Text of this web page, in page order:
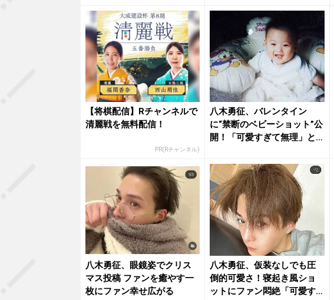
【将棋配信】Rチャンネルで
清麗戦を無料配信！
PR(Rチャンネル)
八木勇征、バレンタイン
に“禁断のベビーショット”公
開！「可愛すぎて無理」と
八木勇征、眼鏡姿でクリス
マス投稿 ファンを癒やす一
枚にファン幸せ広がる
八木勇征、仮装なしでも圧
倒的可愛さ！寝起き風ショ
ットにファン悶絶「可愛す